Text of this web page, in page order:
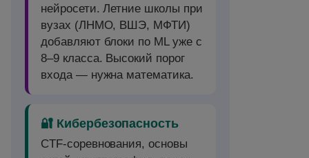
нейросети. Летние школы при
вузах (ЛНМО, ВШЭ, МФТИ)
добавляют блоки по ML уже с
8–9 класса. Высокий порог
входа — нужна математика.
🔐 Кибербезопасность
CTF-соревнования, основы